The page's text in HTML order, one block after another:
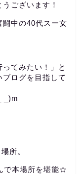
ございます！
闘中の40代スー女
てみたい！」と
ログを目指して
_)m
所。
で本場所を堪能☆